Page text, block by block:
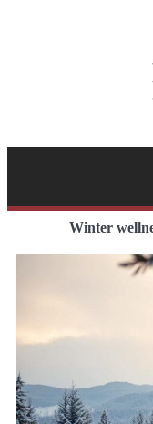
Winter